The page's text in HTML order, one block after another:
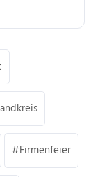
Firmenfeier